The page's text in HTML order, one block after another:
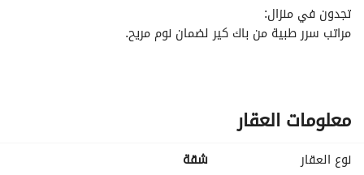
تجدون في منزال:
مراتب سرر طبية من باك كير لضمان نوم مريح.
بالمدينة المنورة.
تجهيزات فندقية متكاملة لتلبية جميع احتياجاتكم اليومية.
معلومات العقار
نوع العقار
شقة